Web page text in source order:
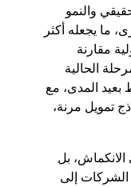
والنمو
ما يجعله أكثر
مقارنة
الحالية
بعيد المدى، مع
تمويل مرنة،
الانكماش، بل
الشركات إلى